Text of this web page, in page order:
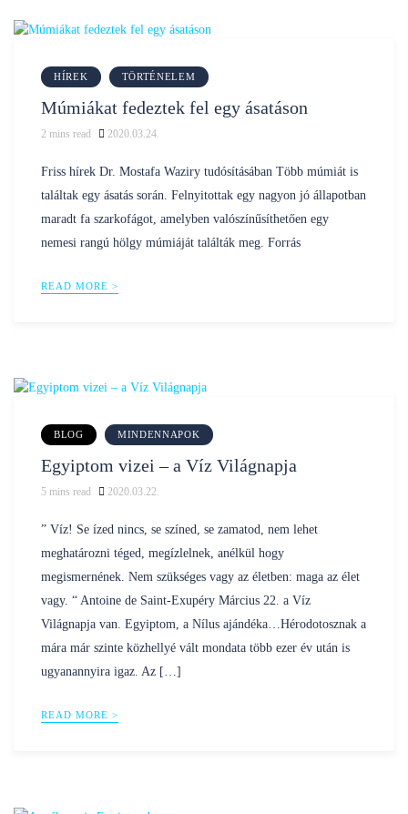
HÍREK TÖRTÉNELEM
Múmiákat fedeztek fel egy ásatáson
2 mins read
2020.03.24.
by
Friss hírek Dr. Mostafa Waziry tudósításában Több múmiát is
találtak egy ásatás során. Felnyitottak egy nagyon jó állapotban
maradt fa szarkofágot, amelyben valószínűsíthetően egy
nemesi rangú hölgy múmiáját találták meg. Forrás
READ MORE >
BLOG MINDENNAPOK
Egyiptom vizei – a Víz Világnapja
5 mins read
2020.03.22.
by
” Víz! Se ízed nincs, se színed, se zamatod, nem lehet
meghatározni téged, megízlelnek, anélkül hogy
megismernének. Nem szükséges vagy az életben: maga az élet
vagy. “ Antoine de Saint-Exupéry Március 22. a Víz
Világnapja van. Egyiptom, a Nílus ajándéka…Hérodotosznak a
mára már szinte közhellyé vált mondata több ezer év után is
ugyanannyira igaz. Az […]
READ MORE >